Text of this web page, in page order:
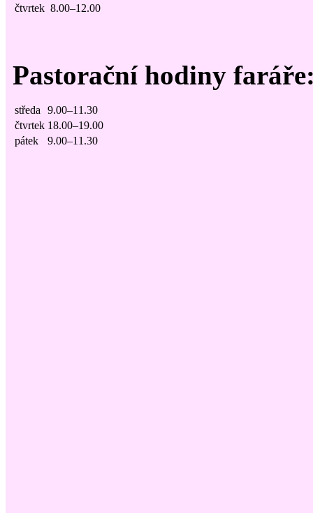
čtvrtek 8.00–12.00
Pastorační hodiny
středa
9.00–11.30
čtvrtek 18.00–19.00
pátek
9.00–11.30